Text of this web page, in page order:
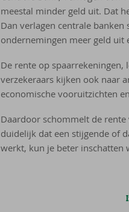
meestal minder geld uit. Dat
Dan verlagen centrale
ondernemingen meer geld uit
De rente op
verzekeraars kijken ook naar
economische vooruitzichten
Daardoor schommelt de
duidelijk dat een stijgende of
werkt, kun je beter inschatten